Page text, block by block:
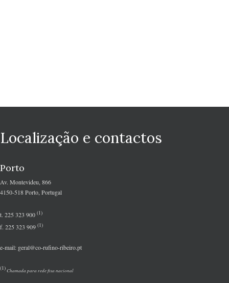
Localização e contactos
Porto
Av. Montevideu, 866
4150-518 Porto, Portugal
t. 225 323 900 (1)
f. 225 323 909 (1)
e-mail: geral@co-rufino-ribeiro.pt
(1)Chamada para rede fixa nacional